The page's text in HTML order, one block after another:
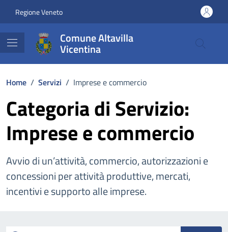
Regione Veneto
Comune Altavilla
Vicentina
Home / Servizi / Imprese e commercio
Categoria di Servizio:
Imprese e commercio
Avvio di un’attività, commercio, autorizzazioni e
concessioni per attività produttive, mercati,
incentivi e supporto alle imprese.